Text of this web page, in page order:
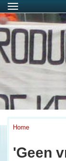
Menu
Home
'Geen